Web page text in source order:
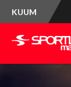
KUUM